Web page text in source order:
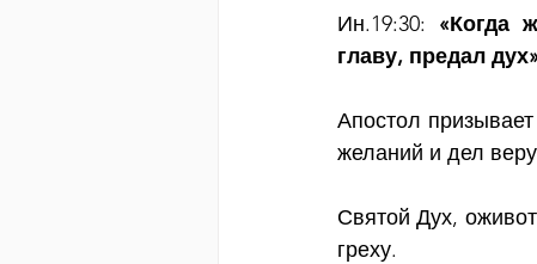
Ин.19:30: «Когда
главу, предал
Апостол
желаний и дел
Святой Дух,
греху.